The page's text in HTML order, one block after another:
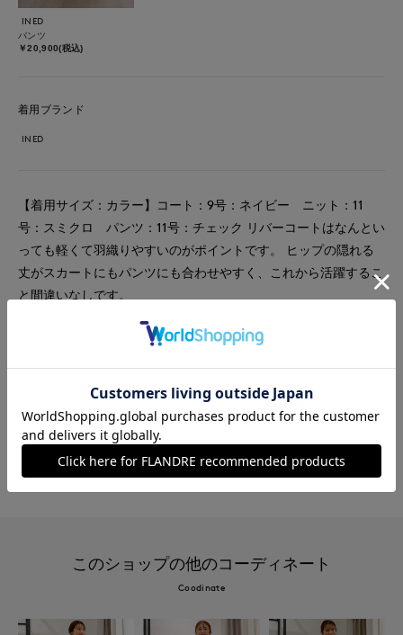
INED
パンツ
￥20,900(税込)
着用ブランド
INED
【着用サイズ：カラー】コート：9号：ネイビー ニット：11
号：スミクロ パンツ：11号：チェック リバーコートはなんとい
っても軽くて羽織りやすいのがポイントです。 ヒップの隠れる
丈がスカートにもパンツにも合わせやすく、これから活躍するこ
と間違いなしです。
#ニット #パンツ #通勤・仕事
#オフィスカジュアル #休日 #大きいサイズ
#トラッド
#骨格ナチュラル #ハイネック
#おでかけ
このショップの他のコーディネート
Coodinate